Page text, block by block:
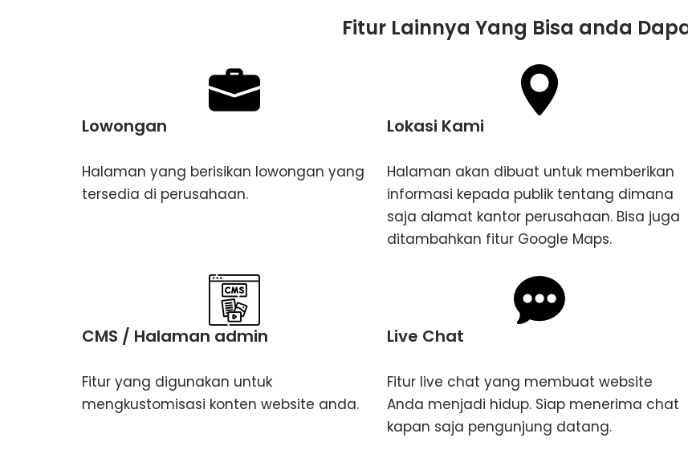
Fitur Lainnya Yang Bisa anda
Lowongan
Halaman yang berisikan lowongan yang
tersedia di perusahaan.
Lokasi Kami
Halaman akan dibuat untuk memberikan
informasi kepada publik tentang dimana
saja alamat kantor perusahaan. Bisa juga
ditambahkan fitur Google Maps.
CMS / Halaman admin
Fitur yang digunakan untuk
mengkustomisasi konten website anda.
Live Chat
Fitur live chat yang membuat website
Anda menjadi hidup. Siap menerima chat
kapan saja pengunjung datang.